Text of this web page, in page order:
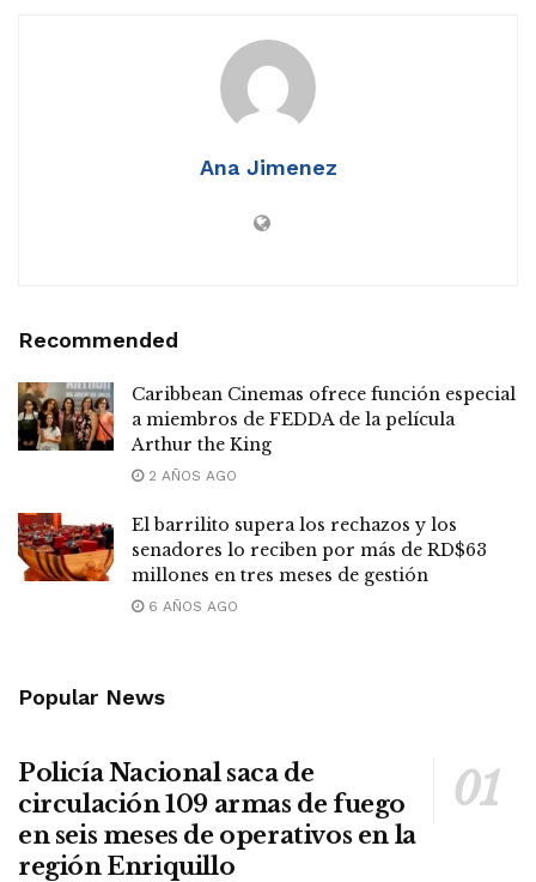
Ana Jimenez
Recommended
Caribbean Cinemas ofrece función especial
a miembros de FEDDA de la película
Arthur the King
2 AÑOS AGO
El barrilito supera los rechazos y los
senadores lo reciben por más de RD$63
millones en tres meses de gestión
6 AÑOS AGO
Popular News
Policía Nacional saca de
circulación 109 armas de fuego
en seis meses de operativos en la
región Enriquillo